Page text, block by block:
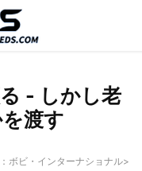
AND TRICKS
- しかし老
渡す
ボビ・インターナショナル>